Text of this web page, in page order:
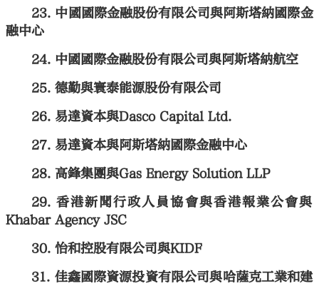
中國國際金融股份有限公司與阿斯塔納國際金
融中心
中國國際金融股份有限公司與阿斯塔納航空
德勤與寰泰能源股份有限公司
易達資本與Dasco Capital Ltd.
易達資本與阿斯塔納國際金融中心
高鋒集團與Gas Energy Solution LLP
香港新聞行政人員協會與香港報業公會與
Khabar Agency JSC
怡和控股有限公司與KIDF
佳鑫國際資源投資有限公司與哈薩克工業和建